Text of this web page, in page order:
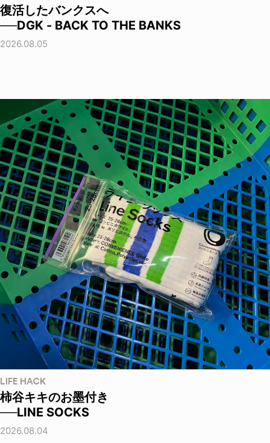
復活したバンクスへ
──DGK - BACK TO THE BANKS
2026.08.05
LIFE HACK
柿谷キキのお墨付き
──LINE SOCKS
2026.08.04